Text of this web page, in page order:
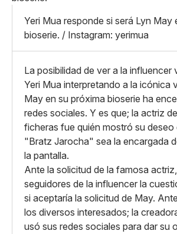
X
Whatsapp
Copiar enlace
Grande
Yeri Mua responde si será Lyn May
bioserie. / Instagram: yerimua
La posibilidad de ver a la influencer
Yeri Mua interpretando a la icónica
May en su próxima bioserie ha
redes sociales. Y es que; la actriz
ficheras fue quién mostró su deseo
"Bratz Jarocha" sea la encargada
la pantalla.
Ante la solicitud de la famosa
seguidores de la influencer la
si aceptaría la solicitud de May.
los diversos interesados; la
usó sus redes sociales para dar su